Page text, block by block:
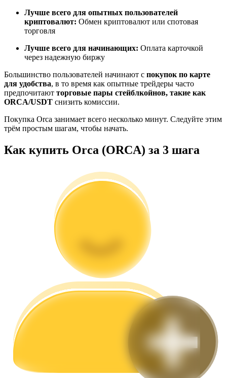
Информация
Анализ больших данных, включая торговую информацию
Руководство для начинающих по фьючерсам
Узнайте, как оставаться прибыльным
Лучше всего для опытных пользователей
криптовалют: Обмен криптовалют или спотовая
торговля
Лучше всего для начинающих: Оплата карточкой
через надежную биржу
Большинство пользователей начинают с покупок по карте
для удобства, в то время как опытные трейдеры часто
предпочитают торговые пары стейблкойнов, такие как
ORCA/USDT снизить комиссии.
Покупка Orca занимает всего несколько минут. Следуйте этим
трём простым шагам, чтобы начать.
Как купить Orca (ORCA) за 3 шага